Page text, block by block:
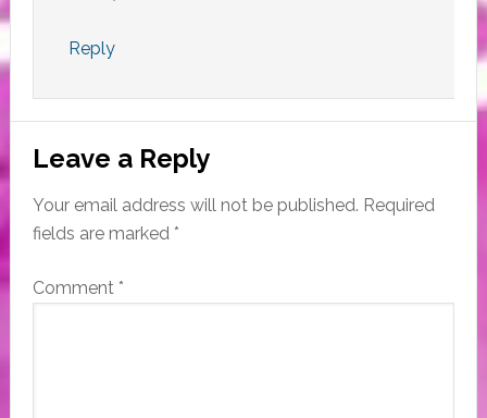
Reply
Leave a Reply
Your email address will not be published. Required
fields are marked *
Comment *